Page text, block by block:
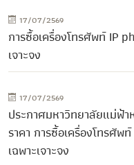
17/07/2569
การซื้อเครื่องโทรศัพท์ IP
เจาะจง
17/07/2569
ประกาศมหาวิทยาลัยแม่ฟ้า
ราคา การซื้อเครื่องโทรศัพ
เฉพาะเจาะจง